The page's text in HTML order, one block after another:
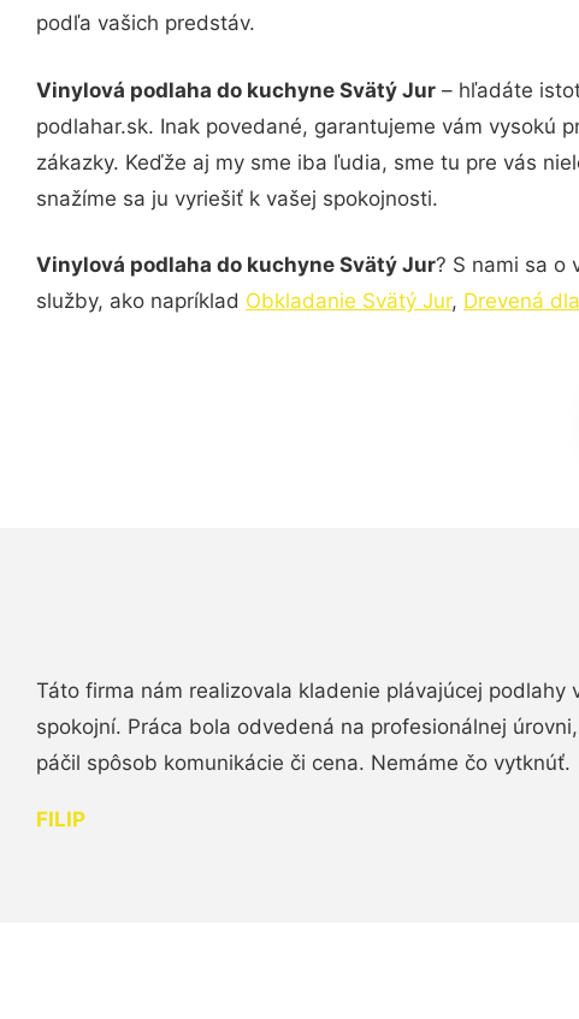
podľa vašich predstáv.
Vinylová podlaha do kuchyne Svätý Jur – hľadáte
podlahar.sk. Inak povedané, garantujeme vám vysokú
zákazky. Keďže aj my sme iba ľudia, sme tu pre vás
snažíme sa ju vyriešiť k vašej spokojnosti.
Vinylová podlaha do kuchyne Svätý Jur? S nami sa o
služby, ako napríklad Obkladanie Svätý Jur, Drevená
Táto firma nám realizovala kladenie plávajúcej podlahy
spokojní. Práca bola odvedená na profesionálnej
páčil spôsob komunikácie či cena. Nemáme čo vytknúť.
FILIP